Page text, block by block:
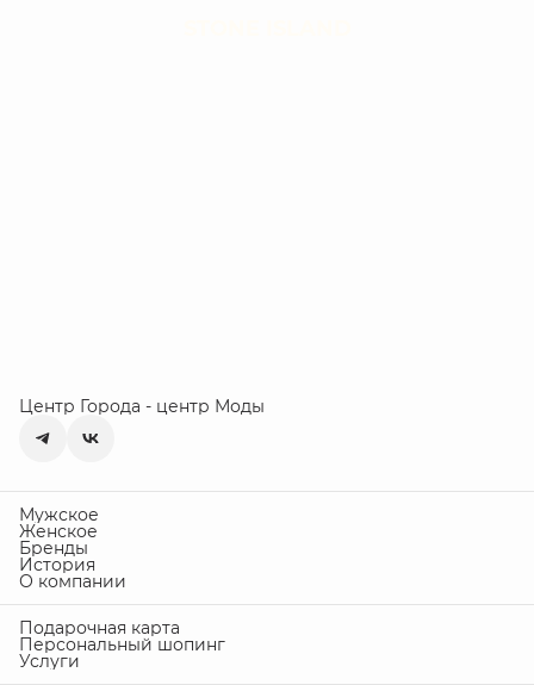
Центр Города - центр Моды
Мужское
Женское
Бренды
История
О компании
Подарочная карта
Персональный шопинг
Услуги